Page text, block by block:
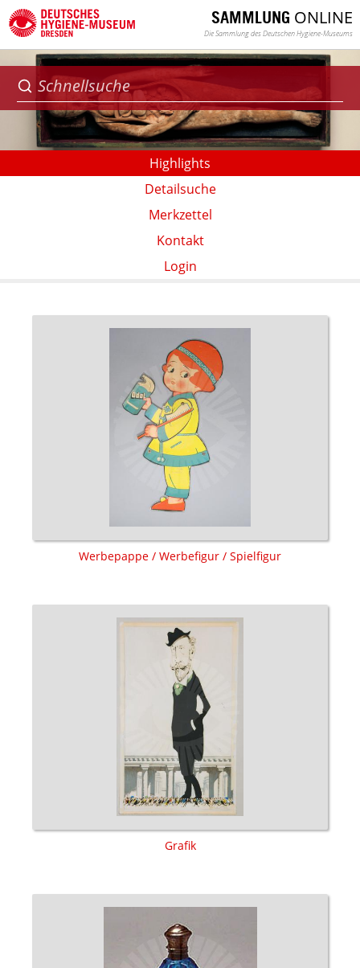
SAMMLUNG ONLINE
Die Sammlung des Deutschen Hygiene-Museums
Highlights
Detailsuche
Merkzettel
Kontakt
Login
Werbepappe / Werbefigur / Spielfigur
Grafik